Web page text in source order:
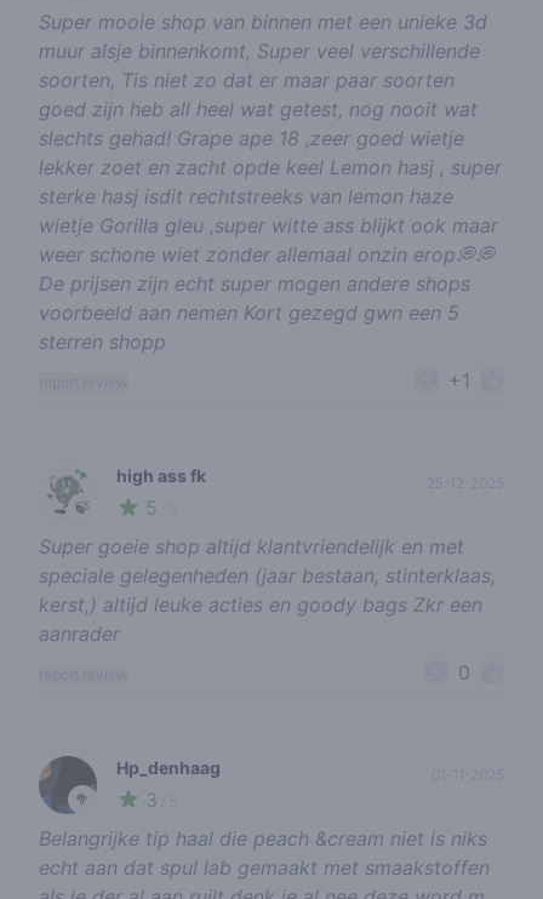
Super mooie shop van binnen met een unieke 3d
muur alsje binnenkomt, Super veel verschillende
soorten, Tis niet zo dat er maar paar soorten
goed zijn heb all heel wat getest, nog nooit wat
slechts gehad! Grape ape 18 ,zeer goed wietje
lekker zoet en zacht opde keel Lemon hasj , super
sterke hasj isdit rechtstreeks van lemon haze
wietje Gorilla gleu ,super witte ass blijkt ook maar
weer schone wiet zonder allemaal onzin erop💭💭
De prijsen zijn echt super mogen andere shops
voorbeeld aan nemen Kort gezegd gwn een 5
sterren shopp
+1
🍃
high ass fk
5
Super goeie shop altijd klantvriendelijk en met
speciale gelegenheden (jaar bestaan, stinterklaas,
kerst,) altijd leuke acties en goody bags Zkr een
aanrader
0
🥦
Hp_denhaag
3
Belangrijke tip haal die peach &cream niet is niks
echt aan dat spul lab gemaakt met smaakstoffen